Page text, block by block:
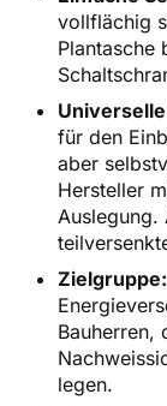
vollflächig
Plantasche
für den
aber
Hersteller
Zielgruppe:
Bauherren,
legen.